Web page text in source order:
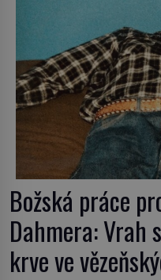
Božská práce
Dahmera:
krve ve